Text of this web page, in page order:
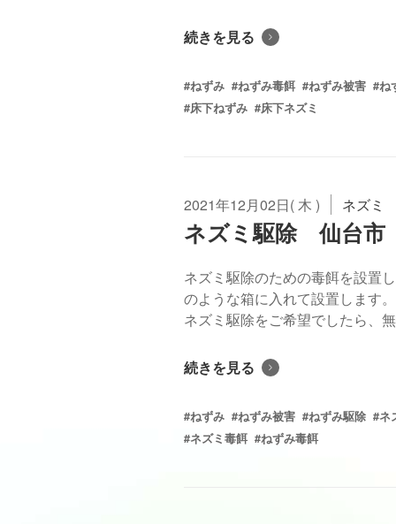
続きを見る
#ねずみ #ねずみ毒餌 #ねずみ被害 #ね
#床下ねずみ #床下ネズミ
2021年12月02日( 木 ) ネズミ
ネズミ駆除 仙台市
ネズミ駆除のための毒餌を設置
のような箱に入れて設置します
ネズミ駆除をご希望でしたら、
続きを見る
#ねずみ #ねずみ被害 #ねずみ駆除 #ネ
#ネズミ毒餌 #ねずみ毒餌